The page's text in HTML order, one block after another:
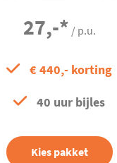
27,-* / p.u.
€ 440,- korting
40 uur bijles
Kies pakket